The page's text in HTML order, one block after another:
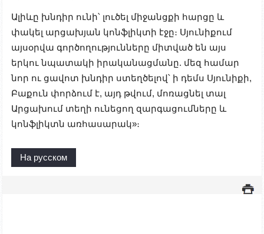
Ալիևը խնդիր ունի՝ լուծել միջանցքի հարցը և
փակել արցախյան կոնֆլիկտի էջը։ Սյունիքում
այսօրվա գործողությունները միտված են այս
երկու նպատակի իրականացմանը. մեզ համար
նոր ու ցավոտ խնդիր ստեղծելով՝ ի դեմս Սյունիքի,
Բաքուն փորձում է, այդ թվում, մոռացնել տալ
Արցախում տեղի ունեցող զարգացումները և
կոնֆլիկտն առհասարակ»։
На русском